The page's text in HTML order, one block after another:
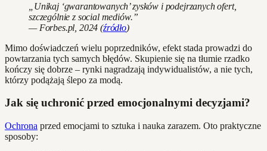
„Unikaj ‘gwarantowanych’ zysków i podejrzanych ofert,
szczególnie z social mediów.”
— Forbes.pl, 2024 (źródło)
Mimo doświadczeń wielu poprzedników, efekt stada prowadzi do
powtarzania tych samych błędów. Skupienie się na tłumie rzadko
kończy się dobrze – rynki nagradzają indywidualistów, a nie tych,
którzy podążają ślepo za modą.
Jak się uchronić przed emocjonalnymi decyzjami?
Ochrona przed emocjami to sztuka i nauka zarazem. Oto praktyczne
sposoby: